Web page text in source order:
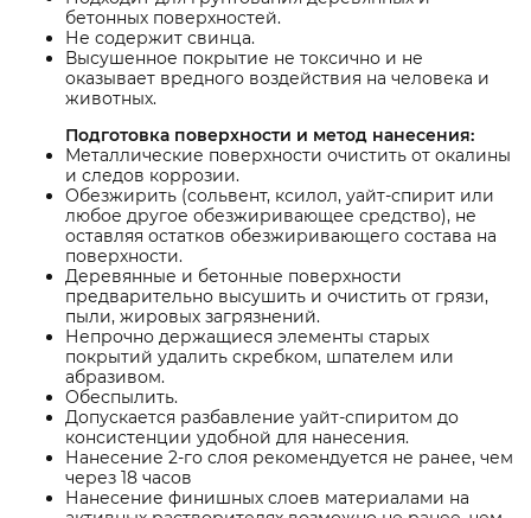
бетонных поверхностей.
Не содержит свинца.
Высушенное покрытие не токсично и не
оказывает вредного воздействия на человека и
животных.
Подготовка поверхности и метод нанесения:
Металлические поверхности очистить от окалины
и следов коррозии.
Обезжирить (сольвент, ксилол, уайт-спирит или
любое другое обезжиривающее средство), не
оставляя остатков обезжиривающего состава на
поверхности.
Деревянные и бетонные поверхности
предварительно высушить и очистить от грязи,
пыли, жировых загрязнений.
Непрочно держащиеся элементы старых
покрытий удалить скребком, шпателем или
абразивом.
Обеспылить.
Допускается разбавление уайт-спиритом до
консистенции удобной для нанесения.
Нанесение 2-го слоя рекомендуется не ранее, чем
через 18 часов
Нанесение финишных слоев материалами на